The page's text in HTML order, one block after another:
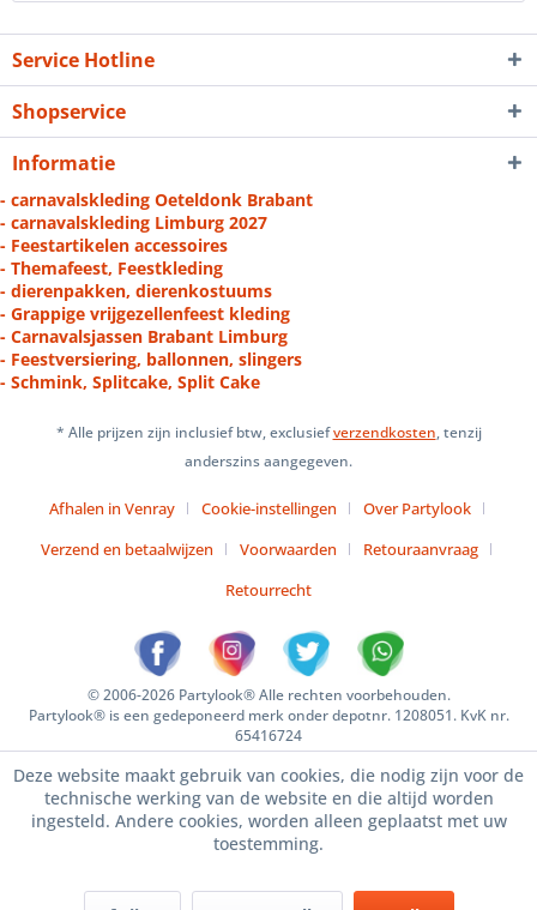
Service Hotline
Shopservice
Informatie
- carnavalskleding Oeteldonk Brabant
- carnavalskleding Limburg 2027
- Feestartikelen accessoires
- Themafeest, Feestkleding
- dierenpakken, dierenkostuums
- Grappige vrijgezellenfeest kleding
- Carnavalsjassen Brabant Limburg
- Feestversiering, ballonnen, slingers
- Schmink, Splitcake, Split Cake
* Alle prijzen zijn inclusief btw, exclusiefverzendkosten, tenzij
anderszins aangegeven.
Afhalen in Venray Cookie-instellingen
Over Partylook
Verzend en betaalwijzen
Voorwaarden
Retouraanvraag
Retourrecht
© 2006-2026 Partylook® Alle rechten voorbehouden.
Partylook® is een gedeponeerd merk onder depotnr. 1208051. KvK nr.
65416724
Deze website maakt gebruik van cookies, die nodig zijn voor de
technische werking van de website en die altijd worden
ingesteld. Andere cookies, worden alleen geplaatst met uw
toestemming.